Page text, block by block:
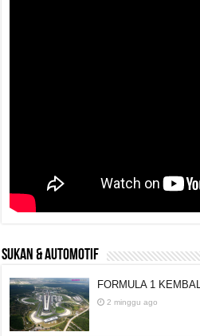
SUKAN & AUTOMOTIF
FORMULA 1
2 minggu ago